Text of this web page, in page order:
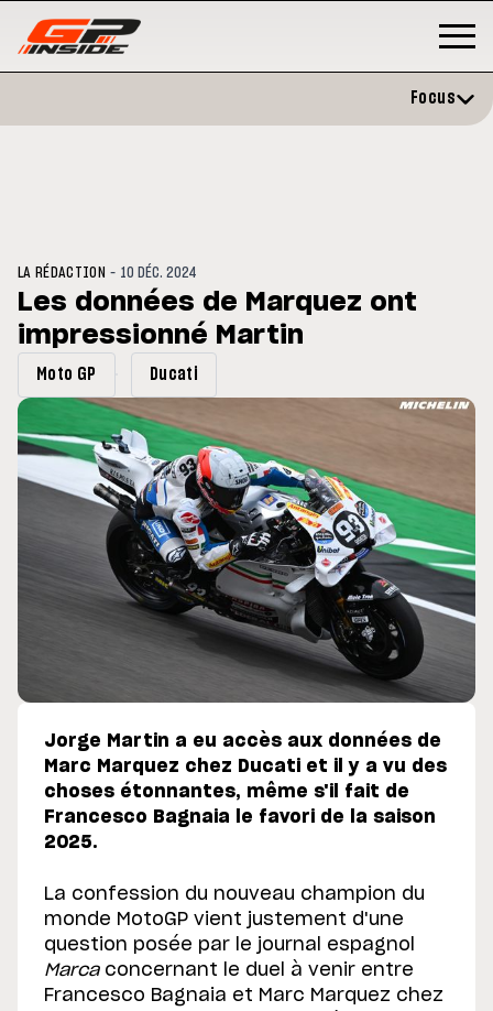
du GP de Grande-
MOTO GP
Focus
LA RÉDACTION - 10 DÉC. 2024
Les données de Marquez ont
impressionné Martin
Moto GP Ducati
Jorge Martin a eu accès aux données de
Marc Marquez chez Ducati et il y a vu des
choses étonnantes, même s'il fait de
Francesco Bagnaia le favori de la saison
2025.
La confession du nouveau champion du
monde MotoGP vient justement d'une
question posée par le journal espagnol
Marca concernant le duel à venir entre
Francesco Bagnaia et Marc Marquez chez